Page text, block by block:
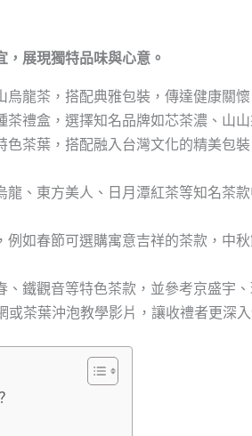
展現獨特品味與心意。
龍茶，搭配典雅包裝，傳達健康關懷
禮盒，選擇知名品牌如芯茶濃、山
茶葉，搭配融入台灣文化的精美包
、東方美人、日月潭紅茶等知名茶
如春節可選購寓意吉祥的茶款，中
鐵觀音等特色茶款，並參考京盛宇
茶葉沖泡教學影片，讓收禮者更深